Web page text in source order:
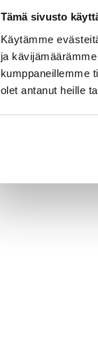
Tämä sivusto
Käytämme
ja
kumppaneillemme
olet antanut heille